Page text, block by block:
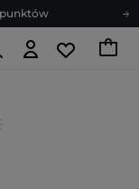
punktów
porad